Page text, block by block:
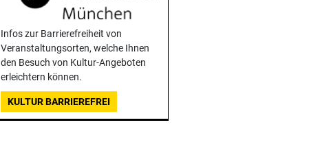
Infos zur Barrierefreiheit von
Veranstaltungsorten, welche Ihnen
den Besuch von Kultur-Angeboten
erleichtern können.
KULTUR BARRIEREFREI